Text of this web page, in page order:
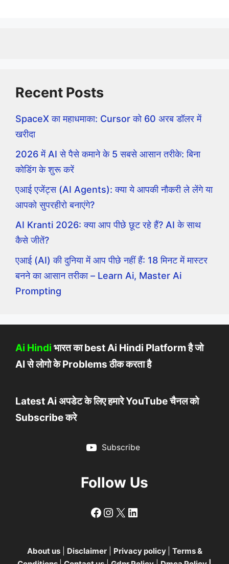
Recent Posts
SpaceX का महाधमाका: Cursor को 60 अरब डॉलर में
खरीदा
2026 में AI से पैसे कमाने के 5 सबसे आसान तरीके: बिना
कोडिंग के शुरू करें
एआई एजेंट्स (AI Agents): क्या ये आपकी नौकरी ले लेंगे या
आपको सुपरहीरो बनाएंगे?
AI Kranti 2026: क्या आप पीछे छूट रहे हैं? AI के साथ
कैसे जीतें?
एआई (AI) की दुनिया में आप पीछे नहीं हैं: 18 मिनट में मास्टर
बनने का आसान तरीका – Learn Ai, Master Ai
Prompting
Ai Hindi भारत का best Ai Hindi Platform है जो
AI से लोगो के Problems ठीक करता है
Latest Ai अपडेट के लिए हमारे YouTube चैनल को
Subscribe करे
Subscribe
Follow Us
Follow
Follow
X LinkedIn
About us| Disclaimer| Privacy policy
Terms &